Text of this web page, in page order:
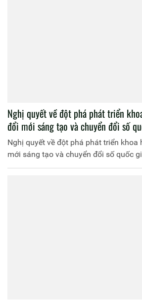
Nghị quyết về đột phá phát triển
đổi mới sáng tạo và chuyển đổi số
Nghị quyết về đột phá phát triển khoa
mới sáng tạo và chuyển đổi số quốc